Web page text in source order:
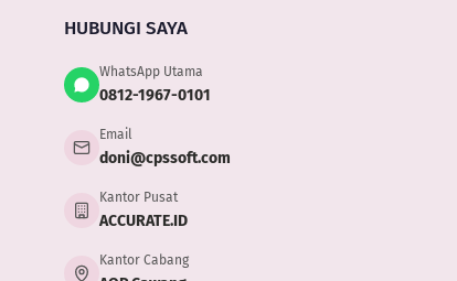
HUBUNGI SAYA
WhatsApp Utama
0812-1967-0101
Email
doni@cpssoft.com
Kantor Pusat
ACCURATE.ID
Kantor Cabang